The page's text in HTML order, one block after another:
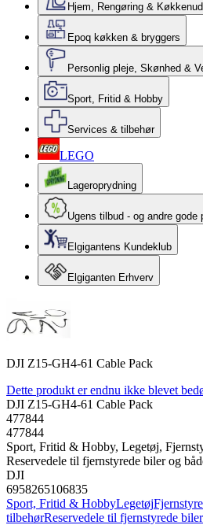
Hjem, Rengøring &
Epoq køkken & bryggers
Personlig pleje, Skønhed &
Sport, Fritid & Hobby
Services & tilbehør
LEGO
Lageroprydning
Ugens tilbud - og andre gode
Elgigantens Kundeklub
Elgiganten Erhverv
DJI Z15-GH4-61 Cable Pack
Dette produkt er endnu ikke blevet
DJI Z15-GH4-61 Cable Pack
477844
477844
Sport, Fritid & Hobby, Legetøj,
Reservedele til fjernstyrede biler og
DJI
6958265106835
Sport, Fritid & HobbyLegetøj
tilbehørReservedele til fjernstyrede